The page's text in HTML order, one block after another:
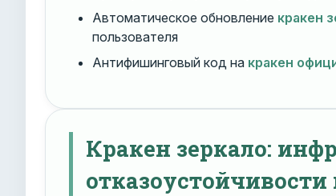
Автоматическое обновление кракен
пользователя
Антифишинговый код на кракен
Кракен зеркало:
отказоустойчивости